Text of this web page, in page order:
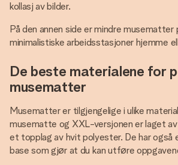
kollasj av bilder.
På den annen side er mindre
minimalistiske arbeidsstasjoner hjemme
De beste materialene for
musematter
Musematter er tilgjengelige i ulike
musematte og XXL-versjonen er laget
et topplag av hvit polyester. De har også
base som gjør at du kan utføre